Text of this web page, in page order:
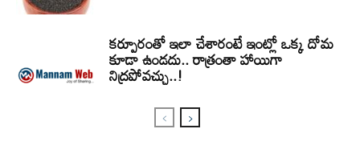
కర్పూరంతో ఇలా చేశారంటే ఇంట్లో ఒక్క దోమ
కూడా ఉండదు.. రాత్రంతా హాయిగా
నిద్రపోవచ్చు..!